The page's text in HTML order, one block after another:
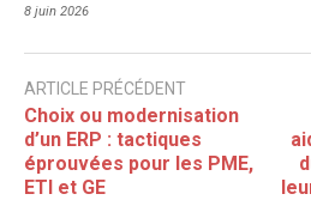
8 juin 2026
ARTICLE PRÉCÉDENT
Choix ou modernisation
d’un ERP : tactiques
éprouvées pour les PME,
ETI et GE